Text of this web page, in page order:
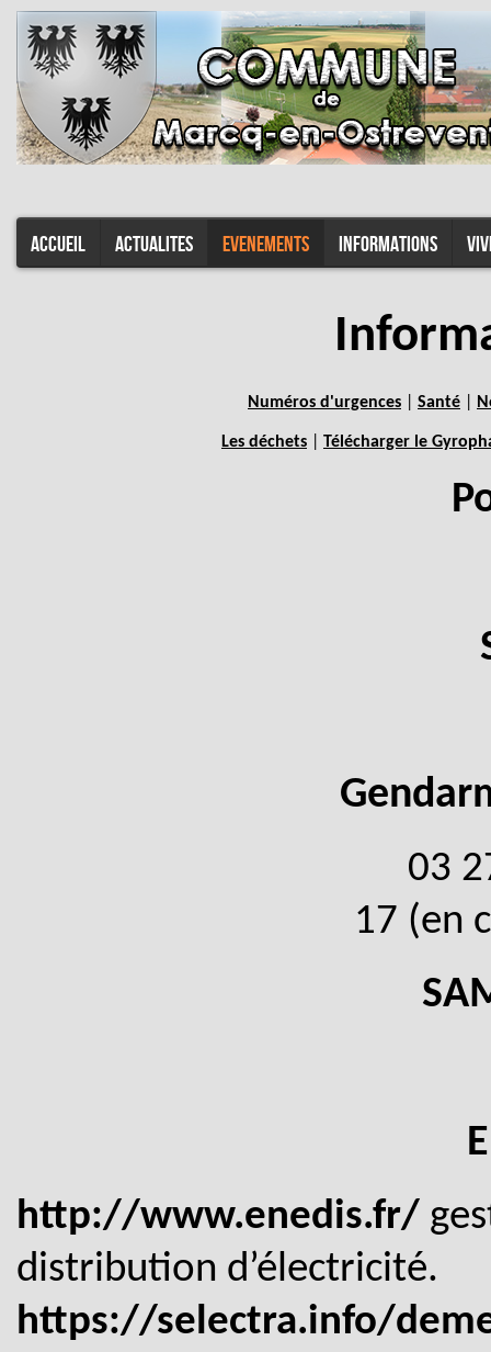
ACCUEIL ACTUALITES EVENEMENTS INFORMATIONS
Numéros d'urgences Santé
Les déchets Télécharger le
03
17 (en
http://www.enedis.fr/
distribution d’électricité.
https://selectra.info/